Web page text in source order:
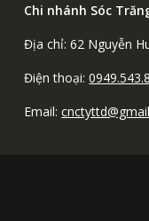
Chi nhánh Sóc
Địa chỉ: 62 Nguyễn
Điện thoại:
Email: